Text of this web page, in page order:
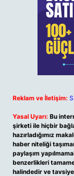
Reklam ve İletişim:
Yasal Uyarı: Bu
şirketi ile hiçbir
hazırladığımız
haber niteliği
paylaşım
benzerlikleri
halindedir ve